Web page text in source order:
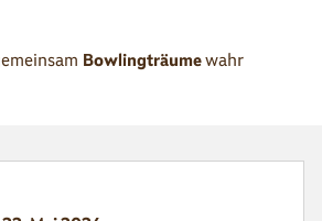
Bowlingträumewahr